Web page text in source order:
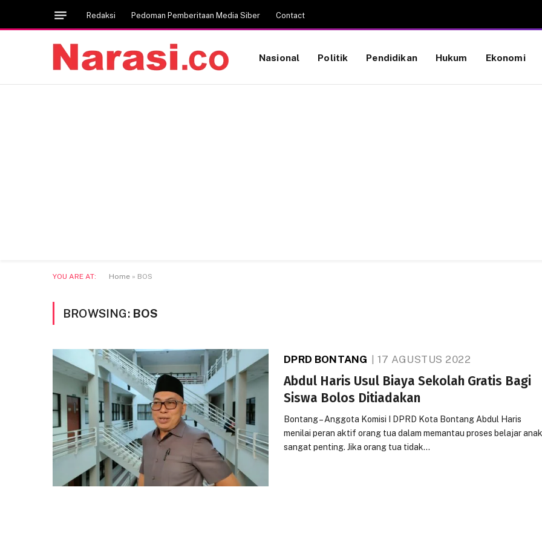
Redaksi Pedoman Pemberitaan Media Siber Contact
Nasional Politik Pendidikan Hukum Ekonomi
YOU ARE AT: Home » BOS
BROWSING: BOS
DPRD BONTANG 17 AGUSTUS 2022
Abdul Haris Usul Biaya Sekolah Gratis Bagi
Siswa Bolos Ditiadakan
Bontang – Anggota Komisi I DPRD Kota Bontang Abdul Haris
menilai peran aktif orang tua dalam memantau proses belajar
sangat penting. Jika orang tua tidak…